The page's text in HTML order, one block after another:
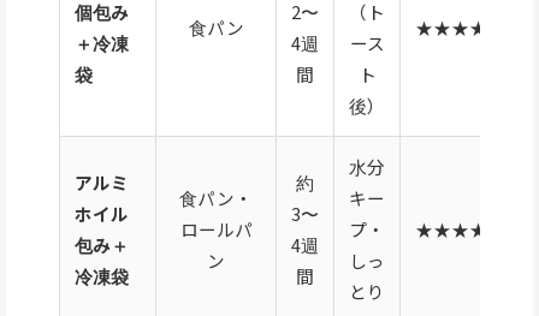
個包み
＋冷凍
袋
食パン
2〜
4週
間
（ト
ース
ト
後）
★★★★★
アルミ
ホイル
包み＋
冷凍袋
食パン・
ロールパ
ン
約
3〜
4週
間
水分
キー
プ・
しっ
とり
★★★★★